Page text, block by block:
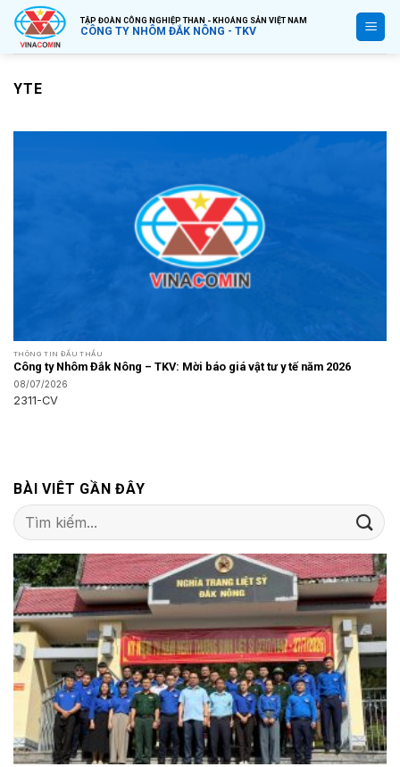
Bỏ
qua
nội
TẬP ĐOÀN CÔNG NGHIỆP THAN - KHOÁNG SẢN VIỆT NAM
CÔNG TY NHÔM ĐẮK NÔNG - TKV
YTE
THÔNG TIN ĐẤU THẦU
Công ty Nhôm Đắk Nông – TKV: Mời báo giá vật tư y tế năm 2026
08/07/2026
2311-CV
BÀI VIÊT GẦN ĐÂY